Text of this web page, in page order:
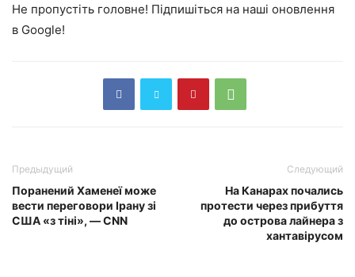
Не пропустіть головне! Підпишіться на наші оновлення
в Google!
Предыдущий
Поранений Хаменеї може
вести переговори Ірану зі
США «з тіні», — CNN
Следующий
На Канарах почались
протести через прибуття
до острова лайнера з
хантавірусом